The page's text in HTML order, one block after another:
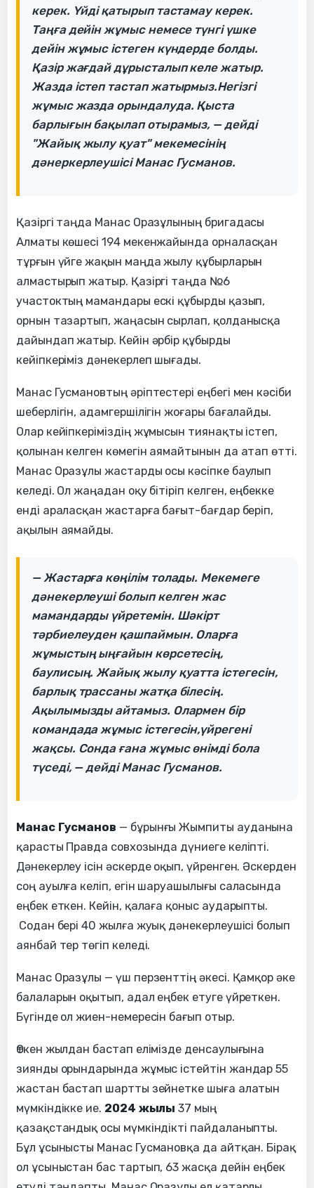
керек. Үйді қатырып тастамау керек.
Таңға дейін жұмыс немесе түнгі үшке
дейін жұмыс істеген күндерде болды.
Қазір жағдай дұрысталып келе жатыр.
Жазда істеп тастап жатырмыз.Негізгі
жұмыс жазда орындалуда. Қыста
барлығын бақылап отырамыз, — дейді
"Жайық жылу қуат" мекемесінің
дәнеркерлеушісі Манас Гусманов.
Қазіргі таңда Манас Оразұлының бригадасы
Алматы көшесі 194 мекенжайында орналасқан
тұрғын үйге жақын маңда жылу құбырларын
алмастырып жатыр. Қазіргі таңда №6
участоктың мамандары ескі құбырды қазып,
орнын тазартып, жаңасын сырлап, қолданысқа
дайындап жатыр. Кейін әрбір құбырды
кейіпкеріміз дәнекерлеп шығады.
Манас Гусмановтың әріптестері еңбегі мен кәсіби
шеберлігін, адамгершілігін жоғары бағалайды.
Олар кейіпкеріміздің жұмысын тиянақты істеп,
қолынан келген көмегін аямайтынын да атап өтті.
Манас Оразұлы жастарды осы кәсіпке баулып
келеді. Ол жаңадан оқу бітіріп келген, еңбекке
енді араласқан жастарға бағыт-бағдар беріп,
ақылын аямайды.
— Жастарға көңілім толады. Мекемеге
дәнекерлеуші болып келген жас
мамандарды үйретемін. Шәкірт
тәрбиелеуден қашпаймын. Оларға
жұмыстың ыңғайын көрсетесің,
баулисың. Жайық жылу қуатта істегесін,
барлық трассаны жатқа білесің.
Ақылымызды айтамыз. Олармен бір
командада жұмыс істегесін,үйрегені
жақсы. Сонда ғана жұмыс өнімді бола
түседі, — дейді Манас Гусманов.
Манас Гусманов — бұрынғы Жымпиты ауданына
қарасты Правда совхозында дүниеге келіпті.
Дәнекерлеу ісін әскерде оқып, үйренген. Әскерден
соң ауылға келіп, егін шаруашылығы саласында
еңбек еткен. Кейін, қалаға қоныс аударыпты.
Содан бері 40 жылға жуық дәнекерлеушісі болып
аянбай тер төгіп келеді.
Манас Оразұлы — үш перзенттің әкесі. Қамқор әке
балаларын оқытып, адал еңбек етуге үйреткен.
Бүгінде ол жиен-немересін бағып отыр.
Өткен жылдан бастап елімізде денсаулығына
зиянды орындарында жұмыс істейтін жандар 55
жастан бастап шартты зейнетке шыға алатын
мүмкіндікке ие. 2024 жылы 37 мың
қазақстандық осы мүмкіндікті пайдаланыпты.
Бұл ұсынысты Манас Гусмановқа да айтқан. Бірақ
ол ұсыныстан бас тартып, 63 жасқа дейін еңбек